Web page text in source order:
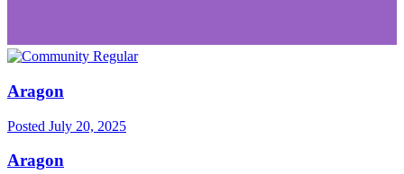
Aragon
Posted July 20, 2025
Aragon